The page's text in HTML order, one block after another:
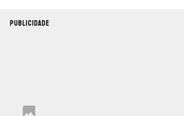
PUBLICIDADE